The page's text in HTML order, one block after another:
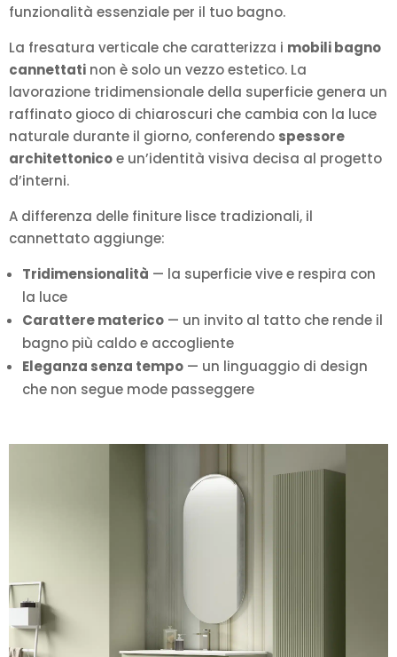
funzionalità essenziale per il tuo bagno.
La fresatura verticale che caratterizza i mobili bagno
cannettati non è solo un vezzo estetico. La
lavorazione tridimensionale della superficie genera un
raffinato gioco di chiaroscuri che cambia con la luce
naturale durante il giorno, conferendo spessore
architettonicoe un’identità visiva decisa al progetto
d’interni.
A differenza delle finiture lisce tradizionali, il
cannettato aggiunge:
Tridimensionalità — la superficie vive e respira con
la luce
Carattere materico — un invito al tatto che rende il
bagno più caldo e accogliente
Eleganza senza tempo — un linguaggio di design
che non segue mode passeggere